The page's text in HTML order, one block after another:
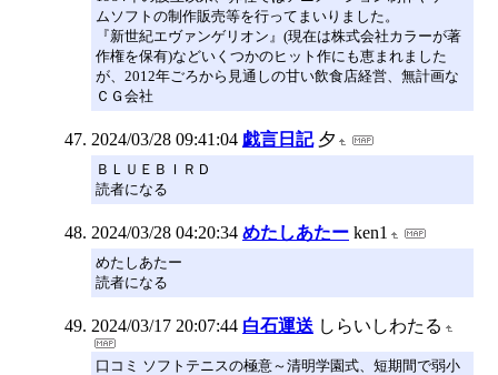
ムソフトの制作販売等を行ってまいりました。
『新世紀エヴァンゲリオン』(現在は株式会社カラーが著
作権を保有)などいくつかのヒット作にも恵まれました
が、2012年ごろから見通しの甘い飲食店経営、無計画な
ＣＧ会社
2024/03/28 09:41:04 戯言日記 夕
ＢＬＵＥＢＩＲＤ
読者になる
2024/03/28 04:20:34 めたしあたー ken1
めたしあたー
読者になる
2024/03/17 20:07:44 白石運送 しらいしわたる
口コミ ソフトテニスの極意～清明学園式、短期間で弱小